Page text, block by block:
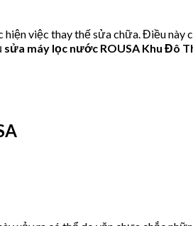
việc thay thế sửa chữa. Điều
sửa máy lọc nước ROUSA Khu Đô